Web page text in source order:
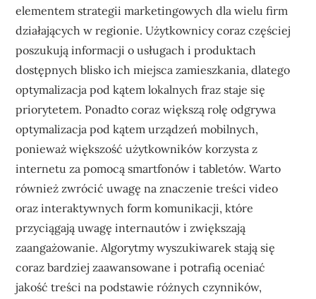
elementem strategii marketingowych dla wielu firm
działających w regionie. Użytkownicy coraz częściej
poszukują informacji o usługach i produktach
dostępnych blisko ich miejsca zamieszkania, dlatego
optymalizacja pod kątem lokalnych fraz staje się
priorytetem. Ponadto coraz większą rolę odgrywa
optymalizacja pod kątem urządzeń mobilnych,
ponieważ większość użytkowników korzysta z
internetu za pomocą smartfonów i tabletów. Warto
również zwrócić uwagę na znaczenie treści video
oraz interaktywnych form komunikacji, które
przyciągają uwagę internautów i zwiększają
zaangażowanie. Algorytmy wyszukiwarek stają się
coraz bardziej zaawansowane i potrafią oceniać
jakość treści na podstawie różnych czynników,